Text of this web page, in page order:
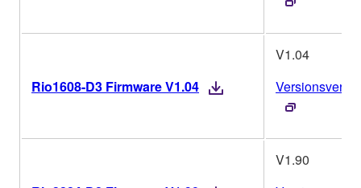
Rio1608-D3 Firmware V1.04
V1.04
V1.90